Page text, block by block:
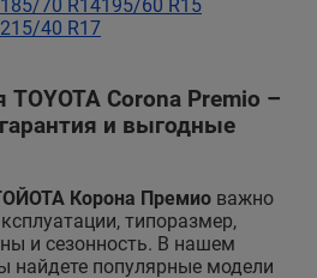
185/70 R14195/60 R15
215/40 R17
Corona Premio –
и выгодные
Корона Премио важно
типоразмер,
и сезонность. В нашем
найдете популярные модели